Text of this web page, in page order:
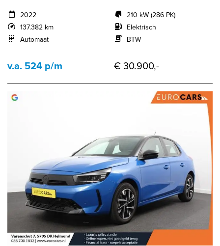
2022
137.382 km
Automaat
210 kW (286 PK)
Elektrisch
BTW
v.a. 524 p/m € 30.900,-